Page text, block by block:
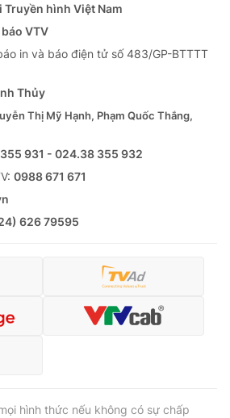
Truyền hình Việt Nam
VTV
in và báo điện tử số 483/GP-BTTTT
Thủy
Thị Mỹ Hạnh, Phạm Quốc Thắng,
931 - 024.38 355 932
0988 671 671
626 79595
hình thức nếu không có sự chấp